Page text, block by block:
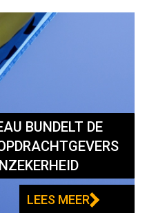
BUNDELT DE
LEES MEER